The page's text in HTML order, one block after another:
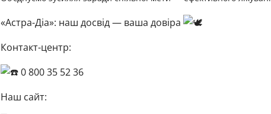
«Астра-Діа»: наш досвід — ваша довіра
Контакт-центр:
0 800 35 52 36
Наш сайт: